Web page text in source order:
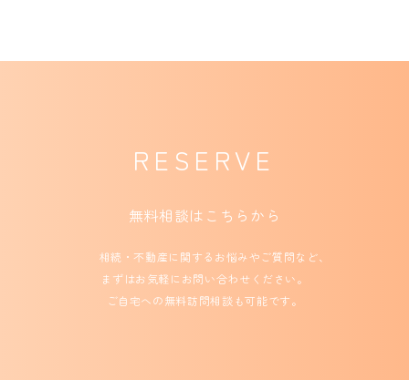
RESERVE
無料相談はこちらから
相続・不動産に関するお悩みやご質問など、
まずはお気軽にお問い合わせください。
ご自宅への無料訪問相談も可能です。